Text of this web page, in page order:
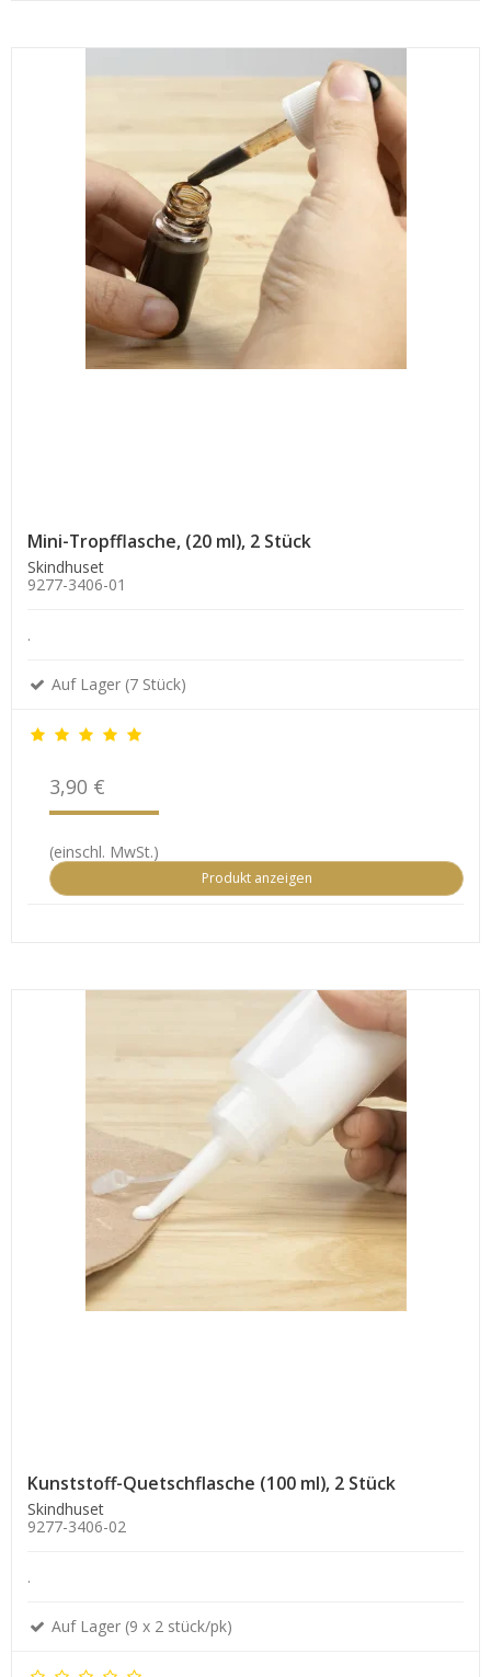
Mini-Tropfflasche, (20 ml), 2 Stück
Skindhuset
9277-3406-01
.
Auf Lager (7 Stück)
3,90 €
(einschl. MwSt.)
Produkt anzeigen
Kunststoff-Quetschflasche (100 ml), 2 Stück
Skindhuset
9277-3406-02
.
Auf Lager (9 x 2 stück/pk)